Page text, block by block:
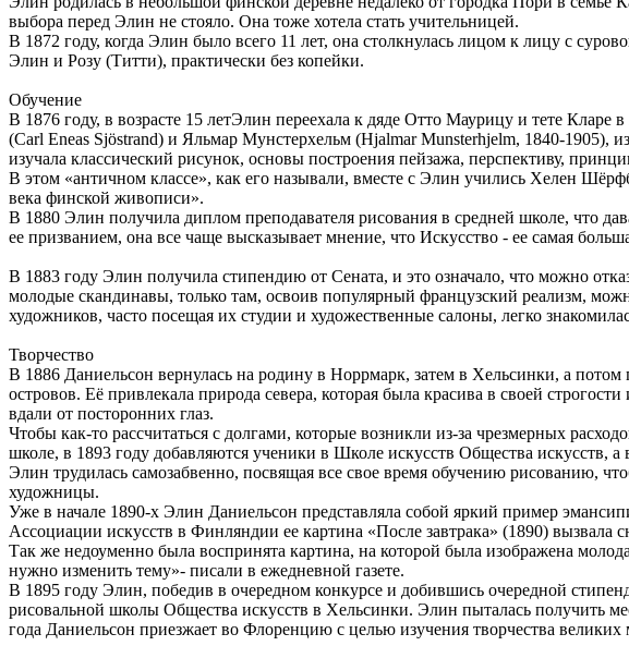
выбора перед Элин не стояло. Она тоже хотела стать учительницей.
В 1872 году, когда Элин было всего 11 лет, она столкнулась лицом к лицу с
Элин и Розу (Титти), практически без копейки.
Обучение
В 1876 году, в возрасте 15 летЭлин переехала к дяде Отто Маурицу и тете
(Carl Eneas Sjöstrand) и Яльмар Мунстерхельм (Hjalmar Munsterhjelm, 1840-1905),
изучала классический рисунок, основы построения пейзажа, перспективу,
В этом «античном классе», как его называли, вместе с Элин учились Хелен
века финской живописи».
В 1880 Элин получила диплом преподавателя рисования в средней школе, что
ее призванием, она все чаще высказывает мнение, что Искусство - ее самая
В 1883 году Элин получила стипендию от Сената, и это означало, что можно
молодые скандинавы, только там, освоив популярный французский реализм,
художников, часто посещая их студии и художественные салоны, легко
Творчество
В 1886 Даниельсон вернулась на родину в Норрмарк, затем в Хельсинки, а
островов. Её привлекала природа севера, которая была красива в своей
вдали от посторонних глаз.
Чтобы как-то рассчитаться с долгами, которые возникли из-за чрезмерных
школе, в 1893 году добавляются ученики в Школе искусств Общества искусств,
Элин трудилась самозабвенно, посвящая все свое время обучению рисованию,
художницы.
Уже в начале 1890-х Элин Даниельсон представляла собой яркий пример
Ассоциации искусств в Финляндии ее картина «После завтрака» (1890) вызвала
Так же недоуменно была воспринята картина, на которой была изображена
нужно изменить тему»- писали в ежедневной газете.
В 1895 году Элин, победив в очередном конкурсе и добившись очередной
рисовальной школы Общества искусств в Хельсинки. Элин пыталась получить
года Даниельсон приезжает во Флоренцию с целью изучения творчества